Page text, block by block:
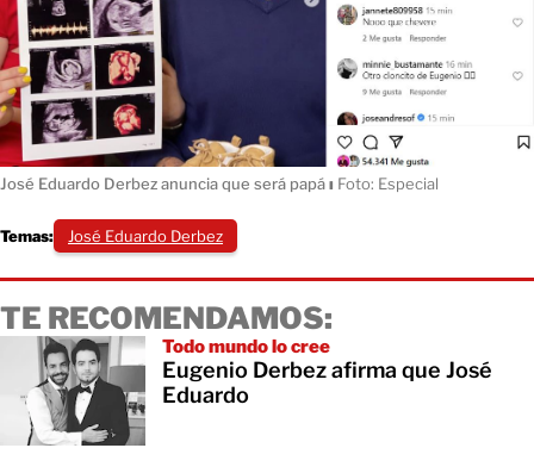
José Eduardo Derbez anuncia que será papáı Foto: Especial
Temas: José Eduardo Derbez
TE RECOMENDAMOS:
Todo mundo lo cree
Eugenio Derbez afirma que José
Eduardo